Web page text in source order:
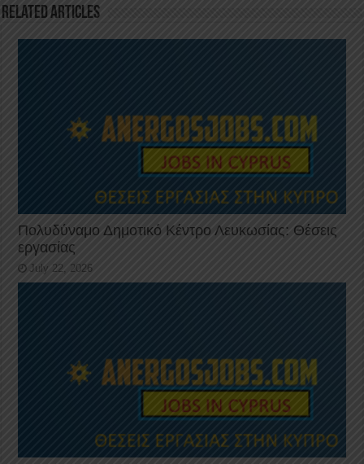
k
Related Articles
Πολυδύναμο Δημοτικό Κέντρο Λευκωσίας: Θέσεις
εργασίας
July 22, 2026